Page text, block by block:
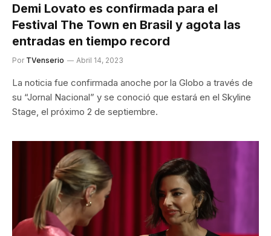
Demi Lovato es confirmada para el
Festival The Town en Brasil y agota las
entradas en tiempo record
Por TVenserio Abril 14, 2023
La noticia fue confirmada anoche por la Globo a través de
su “Jornal Nacional” y se conoció que estará en el Skyline
Stage, el próximo 2 de septiembre.